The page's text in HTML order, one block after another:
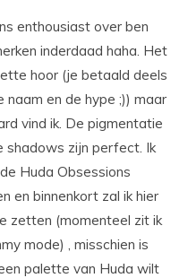
enthousiast over ben
inderdaad haha. Het
hoor (je betaald deels
naam en de hype ;)) maar
vind ik. De pigmentatie
shadows zijn perfect. Ik
Huda Obsessions
en binnenkort zal ik hier
zetten (momenteel zit ik
mode) , misschien is
palette van Huda wilt